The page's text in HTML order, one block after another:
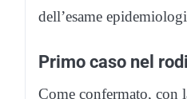
dell’esame
Primo caso nel
Come confermato, con